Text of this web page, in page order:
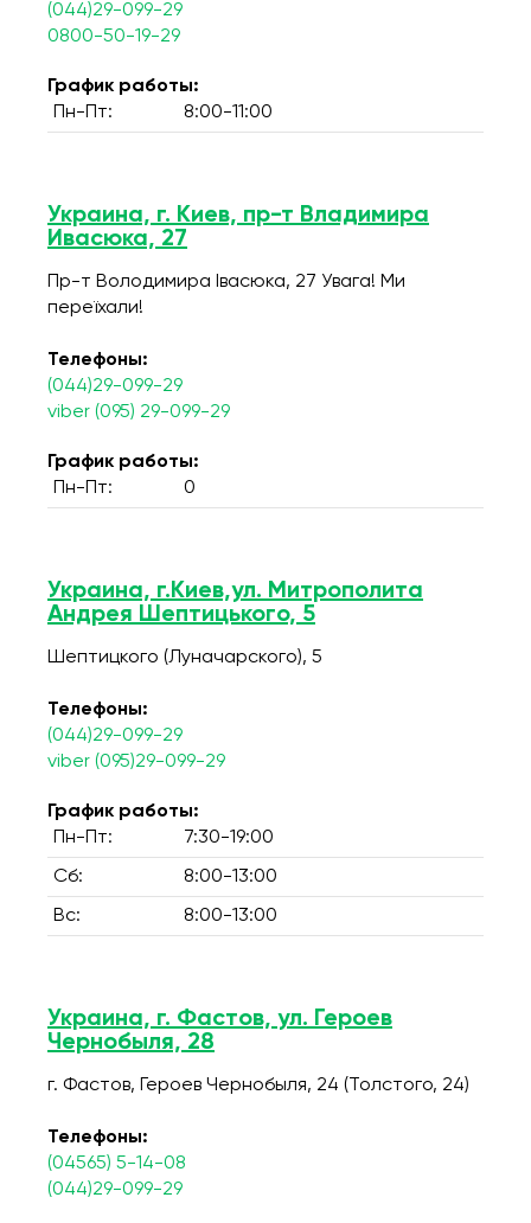
(044)29-099-29
0800-50-19-29
График работы:
Пн-Пт:
8:00-11:00
Украина, г. Киев, пр-т Владимира
Ивасюка, 27
Пр-т Володимира Івасюка, 27 Увага! Ми
переїхали!
Телефоны:
(044)29-099-29
viber (095) 29-099-29
График работы:
Пн-Пт:
0
Украина, г.Киев,ул. Митрополита
Андрея Шептицького, 5
Шептицкого (Луначарского), 5
Телефоны:
(044)29-099-29
viber (095)29-099-29
График работы:
Пн-Пт:
7:30-19:00
Сб: 8:00-13:00
Вс: 8:00-13:00
Украина, г. Фастов, ул. Героев
Чернобыля, 28
г. Фастов, Героев Чернобыля, 24 (Толстого, 24)
Телефоны:
(04565) 5-14-08
(044)29-099-29